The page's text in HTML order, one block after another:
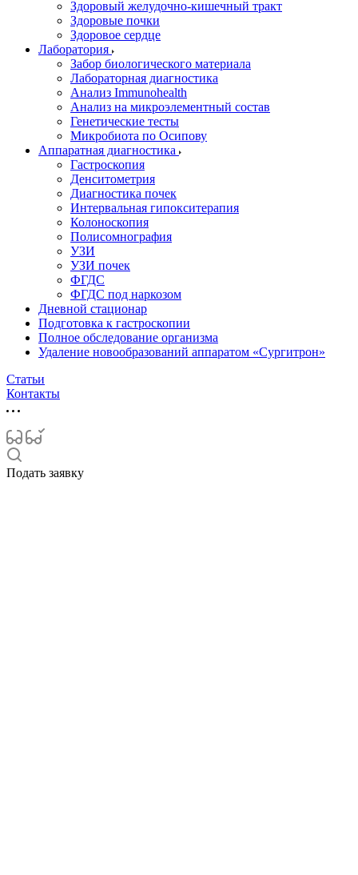
Здоровый желудочно-кишечный тракт
Здоровые почки
Здоровое сердце
Лаборатория
Забор биологического материала
Лабораторная диагностика
Анализ Immunohealth
Анализ на микроэлементный состав
Генетические тесты
Микробиота по Осипову
Аппаратная диагностика
Гастроскопия
Денситометрия
Диагностика почек
Интервальная гипокситерапия
Колоноскопия
Полисомнография
УЗИ
УЗИ почек
ФГДС
ФГДС под наркозом
Дневной стационар
Подготовка к гастроскопии
Полное обследование организма
Удаление новообразований аппаратом «Сургитрон»‎
Статьи
Контакты
Подать заявку